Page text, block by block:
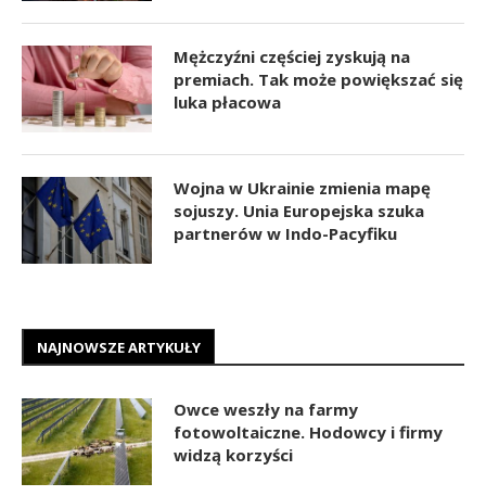
Mężczyźni częściej zyskują na
premiach. Tak może powiększać się
luka płacowa
Wojna w Ukrainie zmienia mapę
sojuszy. Unia Europejska szuka
partnerów w Indo-Pacyfiku
NAJNOWSZE ARTYKUŁY
Owce weszły na farmy
fotowoltaiczne. Hodowcy i firmy
widzą korzyści